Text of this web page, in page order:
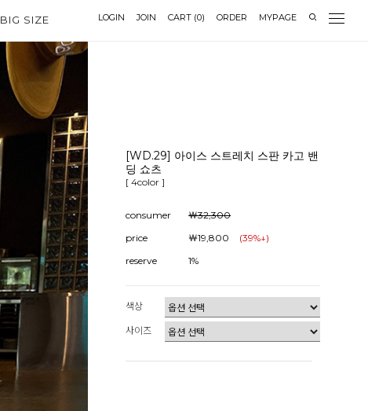
LOGIN JOIN CART (0) ORDER MYPAGE
BIG SIZE
[WD.29] 아이스 스트레치 스판 카고 밴
딩 쇼츠
[ 4color ]
consumer
￦32,300
price
￦19,800 (39%↓)
reserve
1%
색상
사이즈